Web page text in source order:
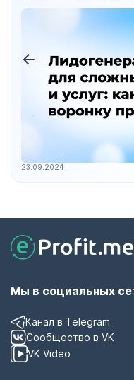
23.09.2024
Мы в социальных
Канал в Telegram
Сообщество в VK
VK Video